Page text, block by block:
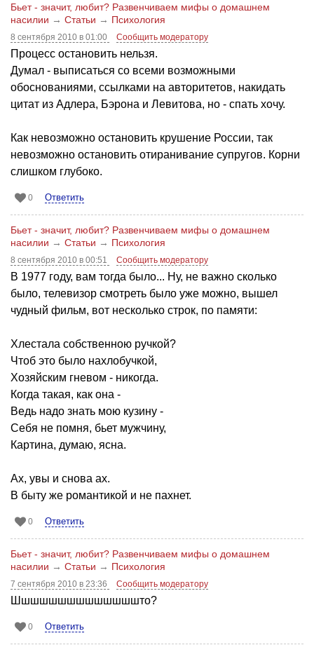
Бьет - значит, любит? Развенчиваем мифы о домашнем
насилии → Статьи → Психология
8 сентября 2010 в 01:00 Сообщить модератору
Процесс остановить нельзя.
Думал - выписаться со всеми возможными
обоснованиями, ссылками на авторитетов, накидать
цитат из Адлера, Бэрона и Левитова, но - спать хочу.
Как невозможно остановить крушение России, так
невозможно остановить отиранивание супругов. Корни
слишком глубоко.
0 Ответить
Бьет - значит, любит? Развенчиваем мифы о домашнем
насилии → Статьи → Психология
8 сентября 2010 в 00:51 Сообщить модератору
В 1977 году, вам тогда было... Ну, не важно сколько
было, телевизор смотреть было уже можно, вышел
чудный фильм, вот несколько строк, по памяти:
Хлестала собственною ручкой?
Чтоб это было нахлобучкой,
Хозяйским гневом - никогда.
Когда такая, как она -
Ведь надо знать мою кузину -
Себя не помня, бьет мужчину,
Картина, думаю, ясна.
Ах, увы и снова ах.
В быту же романтикой и не пахнет.
0 Ответить
Бьет - значит, любит? Развенчиваем мифы о домашнем
насилии → Статьи → Психология
7 сентября 2010 в 23:36 Сообщить модератору
Шшшшшшшшшшшшшшто?
0 Ответить